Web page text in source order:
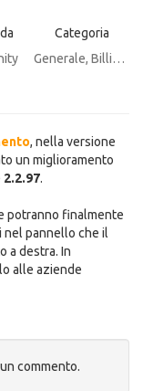
Categoria
Generale, Billing Extension
, nella versione
un miglioramento
2.2.97.
potranno finalmente
nel pannello che il
a destra. In
alle aziende
commento.